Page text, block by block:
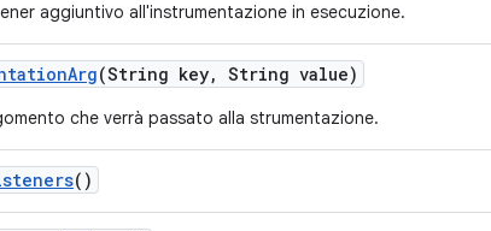
aggiuntivo all'instrumentazione in esecuzione.
Arg(String key, String value)
che verrà passato alla strumentazione.
()